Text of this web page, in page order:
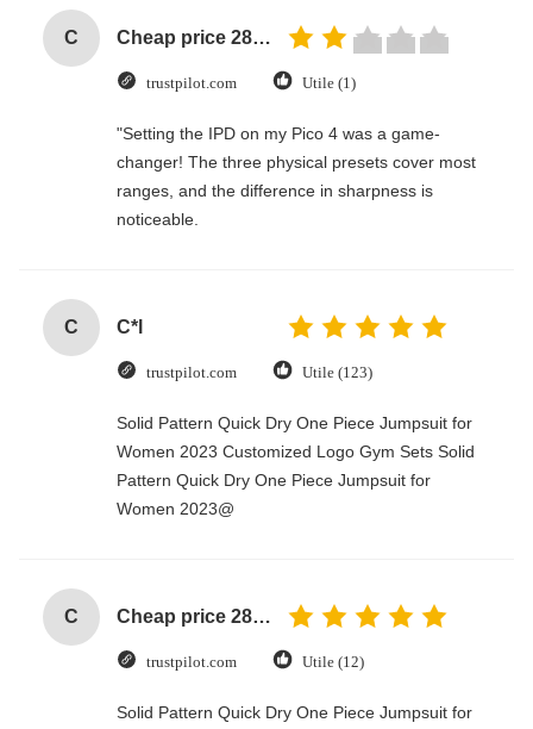
C Cheap price 28mm Aluminium Curtain Rod 1.2mm thickness with plastic final
trustpilot.com Utile (1)
"Setting the IPD on my Pico 4 was a game-
changer! The three physical presets cover most
ranges, and the difference in sharpness is
noticeable.
C C*l
trustpilot.com Utile (123)
Solid Pattern Quick Dry One Piece Jumpsuit for
Women 2023 Customized Logo Gym Sets Solid
Pattern Quick Dry One Piece Jumpsuit for
Women 2023@
C Cheap price 28mm Aluminium Curtain Rod 1.2mm thickness with plastic final
trustpilot.com Utile (12)
Solid Pattern Quick Dry One Piece Jumpsuit for